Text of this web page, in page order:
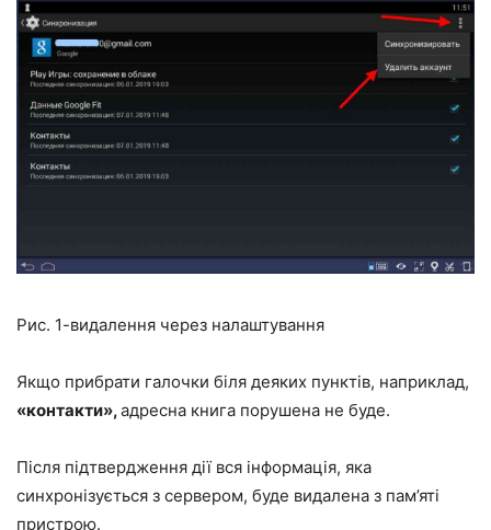
Рис. 1-видалення через налаштування
Якщо прибрати галочки біля деяких пунктів, наприклад,
«контакти»,адресна книга порушена не буде.
Після підтвердження дії вся інформація, яка
синхронізується з сервером, буде видалена з пам’яті
пристрою.